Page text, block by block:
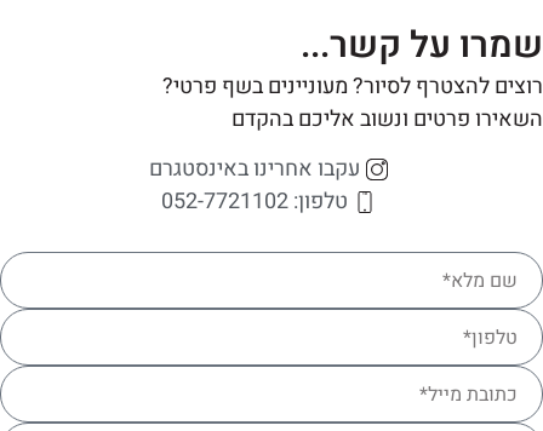
על קשר...
להצטרף לסיור? מעוניינים בשף פרטי?
פרטים ונשוב אליכם בהקדם
עקבו אחרינו באינסטגרם
טלפון: 052-7721102